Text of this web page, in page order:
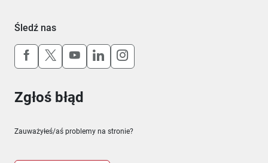
Śledź nas
Uwaga, link otworzy się w nowym oknie
Uwaga, link otworzy się w nowym oknie
Uwaga, link otworzy się w nowym
Uwaga, link otworzy się w
Uwaga, link otworzy się w
Zgłoś błąd
Zauważyłeś/aś problemy na stronie?